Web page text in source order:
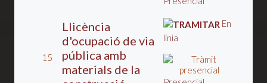
15
Llicència
d'ocupació de via
pública amb
materials de la
En
línia